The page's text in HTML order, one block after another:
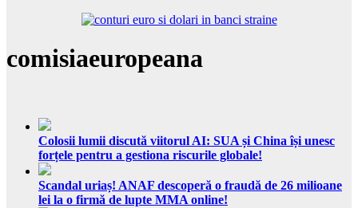
comisiaeuropeana
Colosii lumii discută viitorul AI: SUA și China își unesc
forțele pentru a gestiona riscurile globale!
Scandal uriaș! ANAF descoperă o fraudă de 26 milioane
lei la o firmă de lupte MMA online!